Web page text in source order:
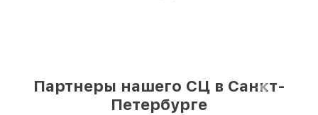
Партнеры нашего СЦ в Санкт-
Петербурге